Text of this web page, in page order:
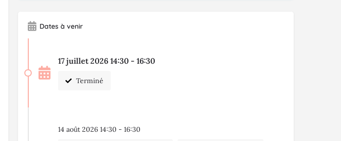
Dates à venir
17 juillet 2026 14:30 - 16:30
Terminé
14 août 2026 14:30 - 16:30